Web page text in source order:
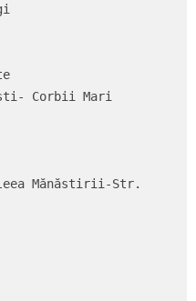
Corbii Mari
Mănăstirii-Str.